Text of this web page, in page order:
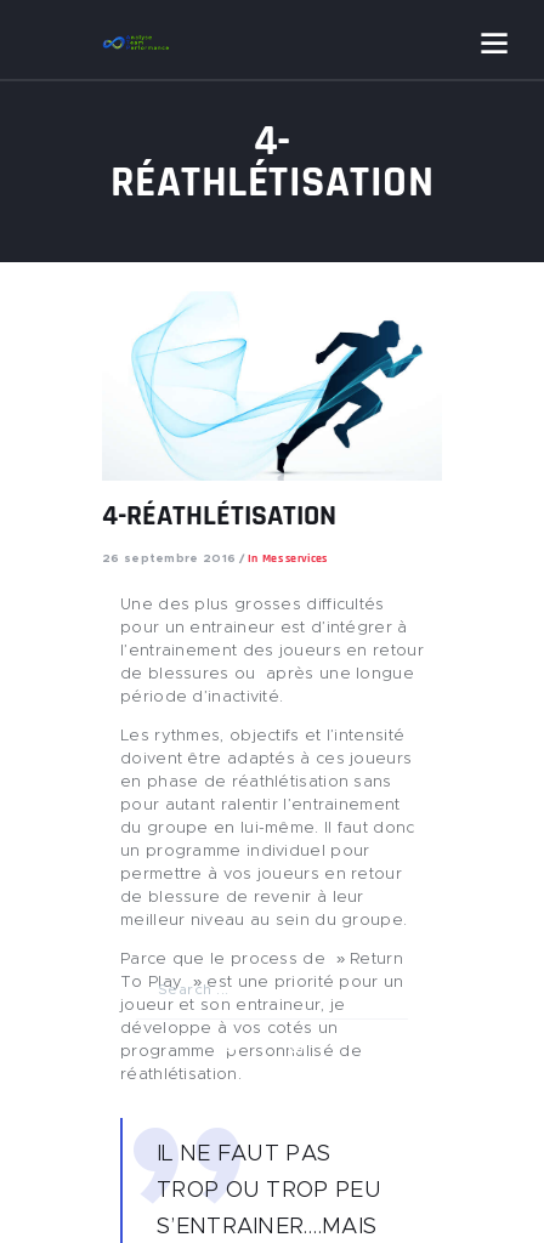
4-
RÉATHLÉTISATION
4-RÉATHLÉTISATION
26 septembre 2016 In Mes services
Une des plus grosses difficultés
pour un entraineur est d’intégrer à
l’entrainement des joueurs en retour
de blessures ou après une longue
période d’inactivité.
Les rythmes, objectifs et l’intensité
doivent être adaptés à ces joueurs
en phase de réathlétisation sans
pour autant ralentir l’entrainement
du groupe en lui-même. Il faut donc
un programme individuel pour
permettre à vos joueurs en retour
de blessure de revenir à leur
meilleur niveau au sein du groupe.
Parce que le process de » Return
To Play » est une priorité pour un
joueur et son entraineur, je
développe à vos cotés un
programme personnalisé de
réathlétisation.
IL NE FAUT PAS
TROP OU TROP PEU
S’ENTRAINER….MAIS